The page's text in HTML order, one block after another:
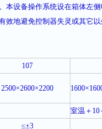
本设备操作系统设在箱体左
效地避免控制器失灵或其它
107
2500×2600×2200
室温＋ 10
≤±3